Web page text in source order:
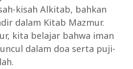
kisah Alkitab, bahkan
dalam Kitab Mazmur.
kita belajar bahwa iman
dalam doa serta puji-